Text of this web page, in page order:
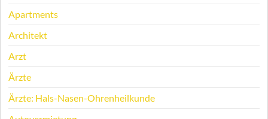
Apartments
Architekt
Arzt
Ärzte
Ärzte: Hals-Nasen-Ohrenheilkunde